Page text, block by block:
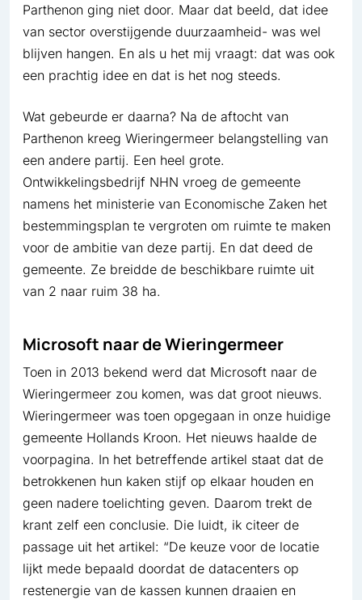
Parthenon ging niet door. Maar dat beeld, dat idee
van sector overstijgende duurzaamheid- was wel
blijven hangen. En als u het mij vraagt: dat was ook
een prachtig idee en dat is het nog steeds.
Wat gebeurde er daarna? Na de aftocht van
Parthenon kreeg Wieringermeer belangstelling van
een andere partij. Een heel grote.
Ontwikkelingsbedrijf NHN vroeg de gemeente
namens het ministerie van Economische Zaken het
bestemmingsplan te vergroten om ruimte te maken
voor de ambitie van deze partij. En dat deed de
gemeente. Ze breidde de beschikbare ruimte uit
van 2 naar ruim 38 ha.
Microsoft naar de Wieringermeer
Toen in 2013 bekend werd dat Microsoft naar de
Wieringermeer zou komen, was dat groot nieuws.
Wieringermeer was toen opgegaan in onze huidige
gemeente Hollands Kroon. Het nieuws haalde de
voorpagina. In het betreffende artikel staat dat de
betrokkenen hun kaken stijf op elkaar houden en
geen nadere toelichting geven. Daarom trekt de
krant zelf een conclusie. Die luidt, ik citeer de
passage uit het artikel: “De keuze voor de locatie
lijkt mede bepaald doordat de datacenters op
restenergie van de kassen kunnen draaien en